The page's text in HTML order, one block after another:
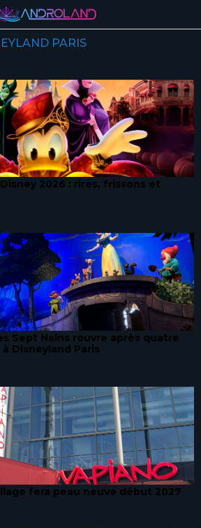
PARIS
2026 : rires, frissons et
Sept Nains rouvre après quatre
Disneyland Paris
fera peau neuve début 2027